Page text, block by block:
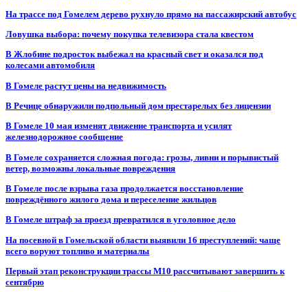
На трассе под Гомелем дерево рухнуло прямо на пассажирский автобус
Ловушка выбора: почему покупка телевизора стала квестом
В Жлобине подросток выбежал на красный свет и оказался под
колесами автомобиля
В Гомеле растут цены на недвижимость
В Речице обнаружили подпольный дом престарелых без лицензии
В Гомеле 10 мая изменят движение транспорта и усилят
железнодорожное сообщение
В Гомеле сохраняется сложная погода: грозы, ливни и порывистый
ветер, возможны локальные повреждения
В Гомеле после взрыва газа продолжается восстановление
повреждённого жилого дома и переселение жильцов
В Гомеле штраф за проезд превратился в уголовное дело
На посевной в Гомельской области выявили 16 преступлений: чаще
всего воруют топливо и материалы
Первый этап реконструкции трассы М10 рассчитывают завершить к
сентябрю